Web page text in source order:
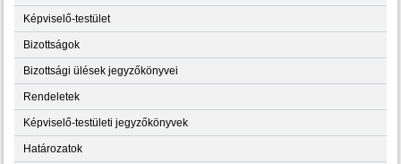
Képviselő-testület
Bizottságok
Bizottsági ülések jegyzőkönyvei
Rendeletek
Képviselő-testületi jegyzőkönyvek
Határozatok